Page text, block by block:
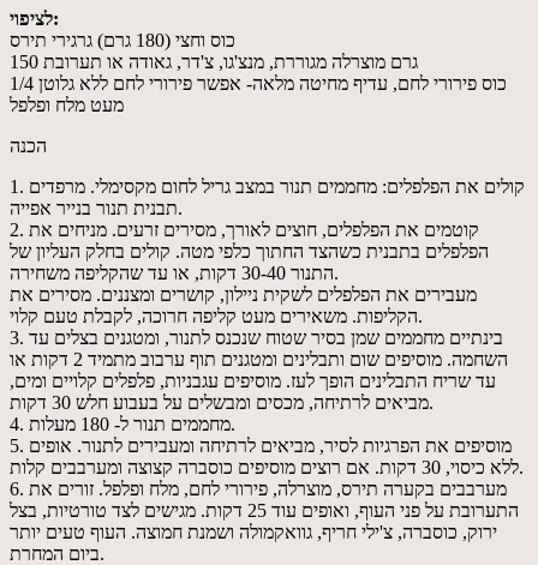
לציפוי:
כוס וחצי (180 גרם) גרגירי תירס
150 גרם מוצרלה מגוררת, מנצ'גו, צ'דר, גאודה או תערובת
1/4 כוס פירורי לחם, עדיף מחיטה מלאה- אפשר פירורי לחם ללא גלוטן
מעט מלח ופלפל
הכנה
1. קולים את הפלפלים: מחממים תנור במצב גריל לחום מקסימלי. מרפדים
תבנית תנור בנייר אפייה.
2. קוטמים את הפלפלים, חוצים לאורך, מסירים זרעים. מניחים את
הפלפלים בתבנית כשהצד החתוך כלפי מטה. קולים בחלק העליון של
התנור 30-40 דקות, או עד שהקליפה משחירה.
מעבירים את הפלפלים לשקית ניילון, קושרים ומצננים. מסירים את
הקליפות. משאירים מעט קליפה חרוכה, לקבלת טעם קלוי.
3. בינתיים מחממים שמן בסיר שטוח שנכנס לתנור, ומטגנים בצלים עד
השחמה. מוסיפים שום ותבלינים ומטגנים תוף ערבוב מתמיד 2 דקות או
עד שריח התבלינים הופך לעז. מוסיפים עגבניות, פלפלים קלויים ומים,
מביאים לרתיחה, מכסים ומבשלים על בעבוע חלש 30 דקות.
4. מחממים תנור ל- 180 מעלות.
5. מוסיפים את הפרגיות לסיר, מביאים לרתיחה ומעבירים לתנור. אופים
ללא כיסוי, 30 דקות. אם רוצים מוסיפים כוסברה קצוצה ומערבבים קלות.
6. מערבבים בקערה תירס, מוצרלה, פירורי לחם, מלח ופלפל. זורים את
התערובת על פני העוף, ואופים עוד 25 דקות. מגישים לצד טורטיות, בצל
ירוק, כוסברה, צ'ילי חריף, גוואקמולה ושמנת חמוצה. העוף טעים יותר
ביום המחרת.